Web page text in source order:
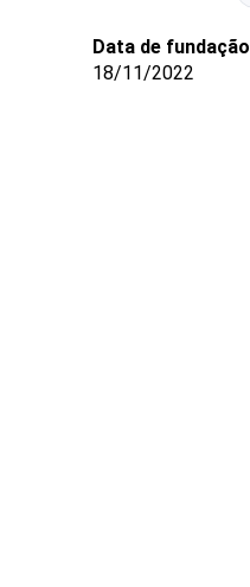
Data de fundação
18/11/2022